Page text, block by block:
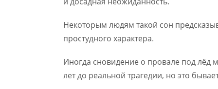
Некоторым людям такой сон
простудного характера.
Иногда сновидение о провале под лёд
лет до реальной трагедии, но это